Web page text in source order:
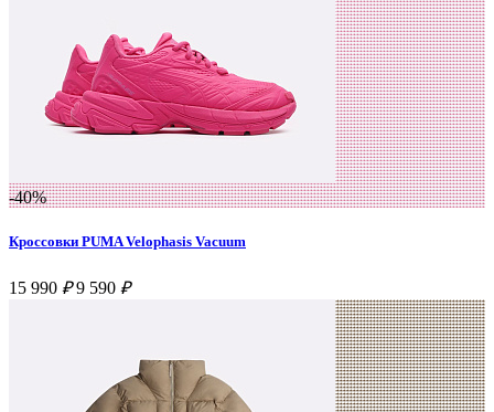
-40%
Кроссовки PUMA Velophasis Vacuum
15 990 ₽ 9 590 ₽